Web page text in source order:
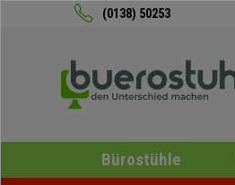
(0138) 50253
Bürostühle